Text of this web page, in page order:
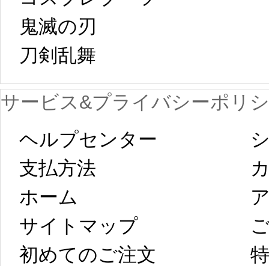
日から工場生産
が一時停止いた
します。 2月5日
以後のご注文
は、2月25日から
コスプレ制作、
プレ
新春
字半
第二
鬼滅の刃
刀剣乱舞
サービス&プライバシーポリ
ヘルプセンター
支払方法
ホーム
サイトマップ
初めてのご注文